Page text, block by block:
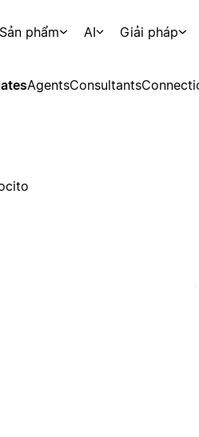
Sản phẩm AI Giải pháp
AgentsConsultants